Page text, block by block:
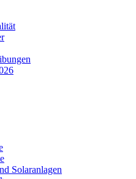
Solaranlagen